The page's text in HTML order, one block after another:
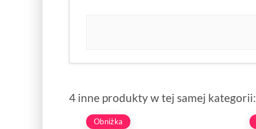
4 inne produkty w tej samej kategorii:
Obniżka